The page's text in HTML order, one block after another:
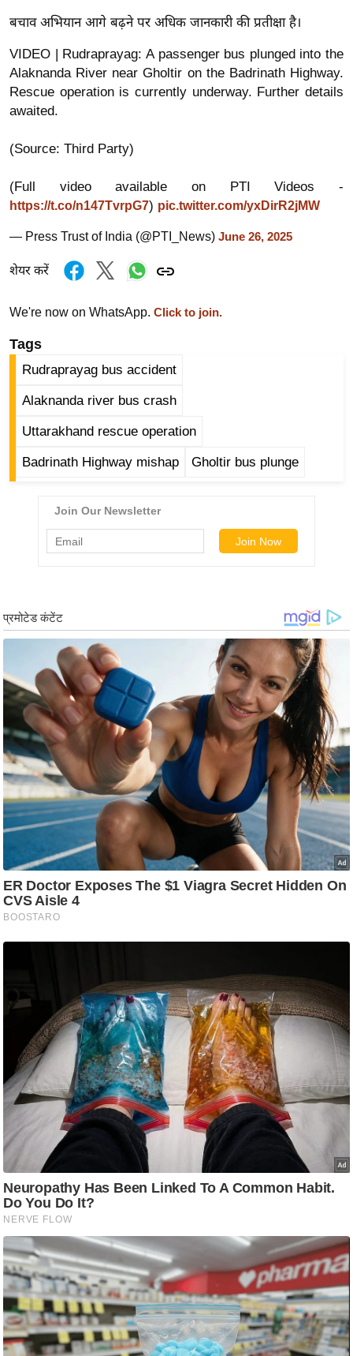
इं
डि
या
सा
हि
ज
ग
टो
र्ल्ड
ज
ब्री
फ
नो
रं
ली
वु
ली
वु
ड
फि
ल्म
स
मी
B
r
e
g
e
w
s
इ
स्टा
इ
ल
टे
क्नॉ
लॉ
जी
ब्यू
टी
बचाव अभियान आगे बढ़ने पर अधिक जानकारी की प्रतीक्षा है।
VIDEO | Rudraprayag: A passenger bus plunged into the
Alaknanda River near Gholtir on the Badrinath Highway.
Rescue operation is currently underway. Further details
awaited.
(Source: Third Party)
(Full video available on PTI Videos -
https://t.co/n147TvrpG7) pic.twitter.com/yxDirR2jMW
— Press Trust of India (@PTI_News) June 26, 2025
शेयर करें
We're now on WhatsApp. Click to join.
Tags
Rudraprayag bus accident
Alaknanda river bus crash
Uttarakhand rescue operation
Badrinath Highway mishap Gholtir bus plunge